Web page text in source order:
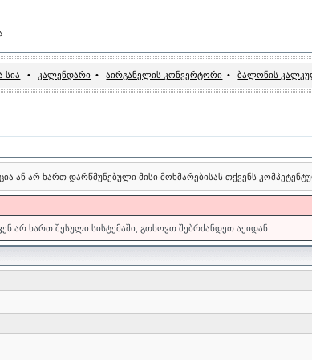
სია • კალენდარი • აირგანელის კონვერტორი • ბალონის
არ ხართ დარწმუნებული მისი მოხმარებისას თქვენს
არ ხართ შესული სისტემაში, გთხოვთ შებრძანდეთ აქიდან.